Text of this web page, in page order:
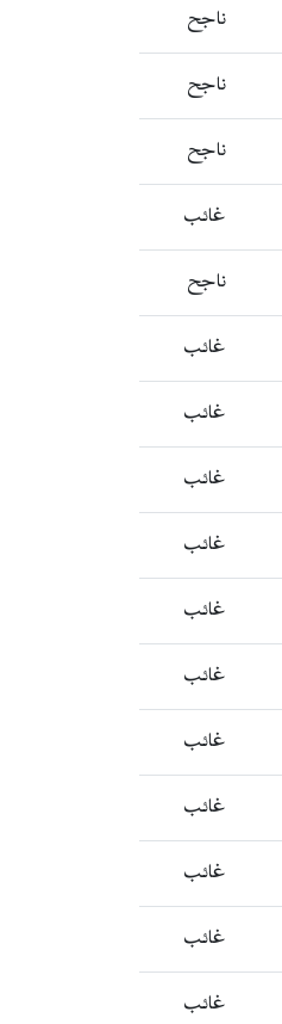
ناجح
ناجح
ناجح
غائب
ناجح
غائب
غائب
غائب
غائب
غائب
غائب
غائب
غائب
غائب
غائب
غائب